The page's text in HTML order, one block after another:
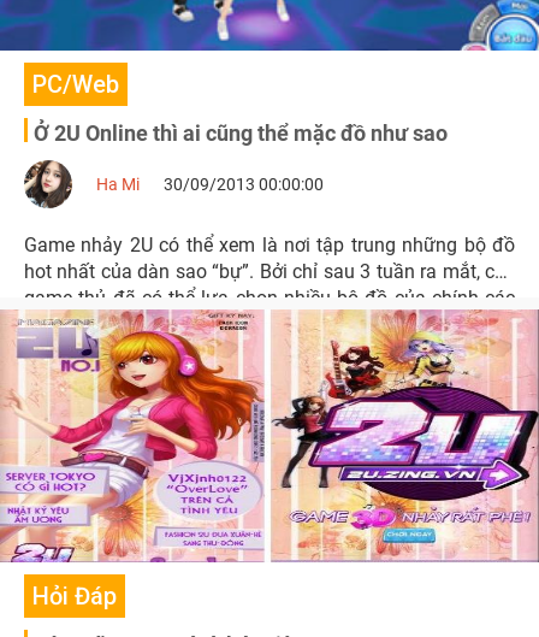
PC/Web
Ở 2U Online thì ai cũng thể mặc đồ như sao
Ha Mi 30/09/2013 00:00:00
Game nhảy 2U có thể xem là nơi tập trung những bộ đồ
hot nhất của dàn sao “bự”. Bởi chỉ sau 3 tuần ra mắt, các
game thủ đã có thể lựa chọn nhiều bộ đồ của chính các
ngôi sao ngoài đời để chưng diện.
Hỏi Đáp